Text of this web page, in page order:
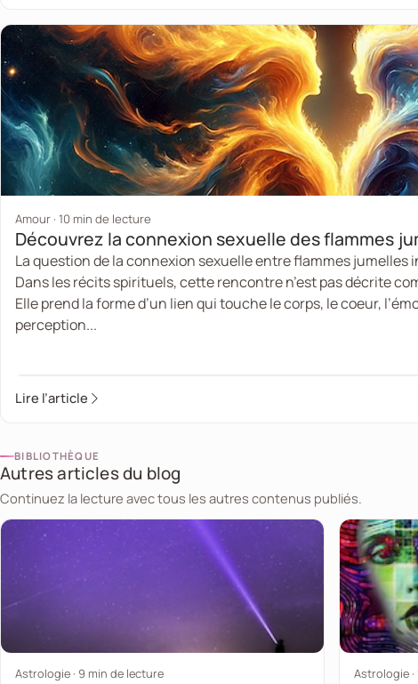
Amour · 10 min de lecture
Découvrez la connexion sexuelle des flammes
La question de la connexion sexuelle entre flammes jumelles
Dans les récits spirituels, cette rencontre n’est pas décrite
Elle prend la forme d’un lien qui touche le corps, le coeur,
perception...
Lire l’article
BIBLIOTHÈQUE
Autres articles du blog
Continuez la lecture avec tous les autres contenus publiés.
Astrologie · 9 min de lecture Astrologie ·